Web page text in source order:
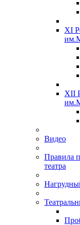
XI
XII
Видео
Правила
театра